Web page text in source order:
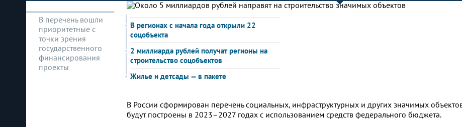
В перечень вошли
приоритетные с
точки зрения
государственного
финансирования
проекты
В регионах с начала года открыли 22
соцобъекта
2 миллиарда рублей получат регионы на
строительство соцобъектов
Жилье и детсады — в пакете
В России сформирован перечень социальных, инфраструктурных и других значимых
будут построены в 2023–2027 годах с использованием средств федерального бюджета.